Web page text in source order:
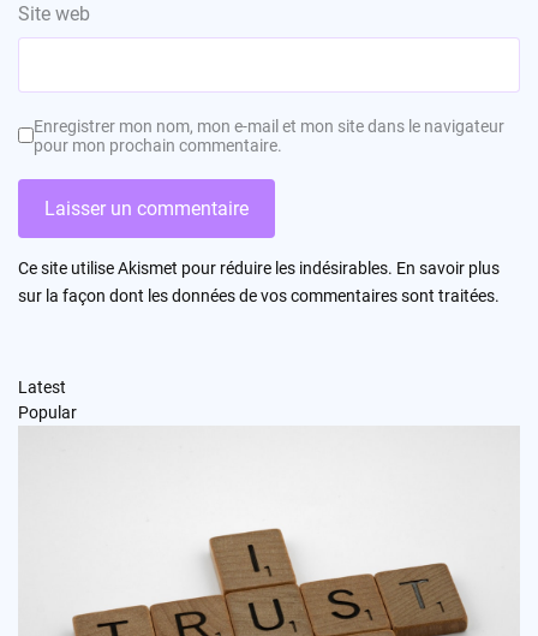
Site web
Enregistrer mon nom, mon e-mail et mon site dans le navigateur
pour mon prochain commentaire.
Ce site utilise Akismet pour réduire les indésirables. En savoir plus
sur la façon dont les données de vos commentaires sont traitées.
Latest
Popular